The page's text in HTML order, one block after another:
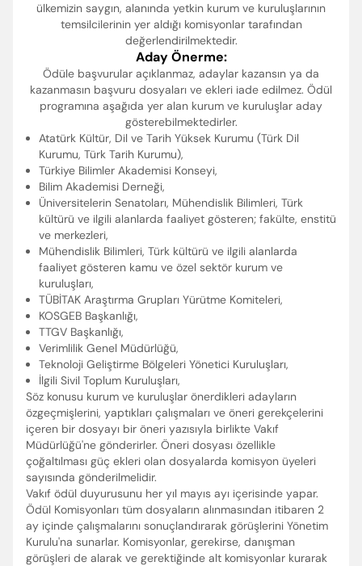
ülkemizin saygın, alanında yetkin kurum ve kuruluşlarının
temsilcilerinin yer aldığı komisyonlar tarafından
değerlendirilmektedir.
Aday Önerme:
Ödüle başvurular açıklanmaz, adaylar kazansın ya da
kazanmasın başvuru dosyaları ve ekleri iade edilmez. Ödül
programına aşağıda yer alan kurum ve kuruluşlar aday
gösterebilmektedirler.
Atatürk Kültür, Dil ve Tarih Yüksek Kurumu (Türk Dil
Kurumu, Türk Tarih Kurumu),
Türkiye Bilimler Akademisi Konseyi,
Bilim Akademisi Derneği,
Üniversitelerin Senatoları, Mühendislik Bilimleri, Türk
kültürü ve ilgili alanlarda faaliyet gösteren; fakülte, enstitü
ve merkezleri,
Mühendislik Bilimleri, Türk kültürü ve ilgili alanlarda
faaliyet gösteren kamu ve özel sektör kurum ve
kuruluşları,
TÜBİTAK Araştırma Grupları Yürütme Komiteleri,
KOSGEB Başkanlığı,
TTGV Başkanlığı,
Verimlilik Genel Müdürlüğü,
Teknoloji Geliştirme Bölgeleri Yönetici Kuruluşları,
İlgili Sivil Toplum Kuruluşları,
Söz konusu kurum ve kuruluşlar önerdikleri adayların
özgeçmişlerini, yaptıkları çalışmaları ve öneri gerekçelerini
içeren bir dosyayı bir öneri yazısıyla birlikte Vakıf
Müdürlüğü'ne gönderirler. Öneri dosyası özellikle
çoğaltılması güç ekleri olan dosyalarda komisyon üyeleri
sayısında gönderilmelidir.
Vakıf ödül duyurusunu her yıl mayıs ayı içerisinde yapar.
Ödül Komisyonları tüm dosyaların alınmasından itibaren 2
ay içinde çalışmalarını sonuçlandırarak görüşlerini Yönetim
Kurulu'na sunarlar. Komisyonlar, gerekirse, danışman
görüşleri de alarak ve gerektiğinde alt komisyonlar kurarak